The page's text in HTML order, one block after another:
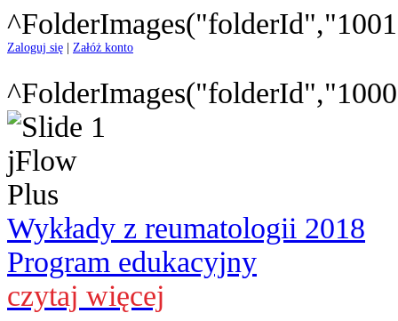
Zaloguj się Załóż konto
Wykłady z reumatologii 2018
Program edukacyjny
czytaj więcej